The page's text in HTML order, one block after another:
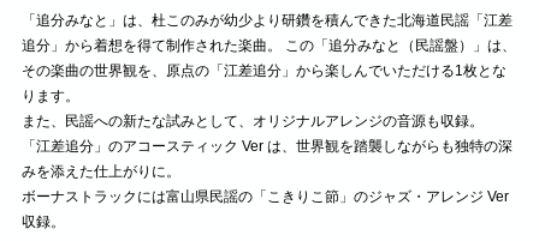
「追分みなと」は、杜このみが幼少より研鑽を積んできた北海道民謡「江差
追分」から着想を得て制作された楽曲。 この「追分みなと（民謡盤）」は、
その楽曲の世界観を、原点の「江差追分」から楽しんでいただける1枚とな
ります。
また、民謡への新たな試みとして、オリジナルアレンジの音源も収録。
「江差追分」のアコースティック Ver は、世界観を踏襲しながらも独特の深
みを添えた仕上がりに。
ボーナストラックには富山県民謡の「こきりこ節」のジャズ・アレンジ Ver
収録。